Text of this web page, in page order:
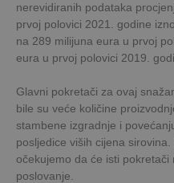
nerevidiranih podataka
prvoj polovici 2021. godine
na 289 milijuna eura u prvoj
eura u prvoj polovici 2019.
Glavni pokretači za ovaj
bile su veće količine
stambene izgradnje i
posljedice viših cijena
očekujemo da će isti pokretači
poslovanje.